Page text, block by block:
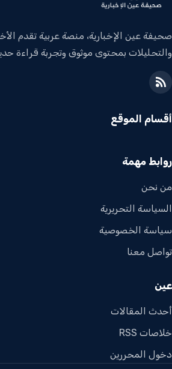
صحيفة عين الإخبارية، منصة عربية تقدم
والتحليلات بمحتوى موثوق وتجربة قراءة
أقسام الموقع
روابط مهمة
من نحن
السياسة التحريرية
سياسة الخصوصية
تواصل معنا
عين
أحدث المقالات
خلاصات RSS
دخول المحررين